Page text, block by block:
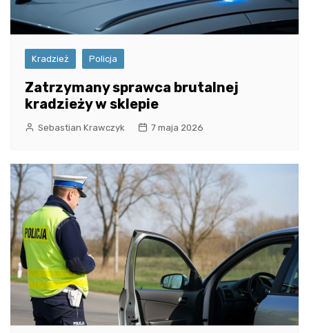
Kradzież Policja
Zatrzymany sprawca brutalnej
kradzieży w sklepie
Sebastian Krawczyk 7 maja 2026